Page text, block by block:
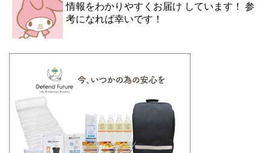
情報をわかりやすくお届け しています！ 参
考になれば幸いです！